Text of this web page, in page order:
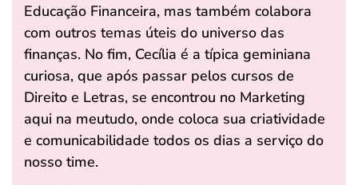
Educação Financeira, mas também colabora
com outros temas úteis do universo das
finanças. No fim, Cecília é a típica geminiana
curiosa, que após passar pelos cursos de
Direito e Letras, se encontrou no Marketing
aqui na meutudo, onde coloca sua criatividade
e comunicabilidade todos os dias a serviço do
nosso time.